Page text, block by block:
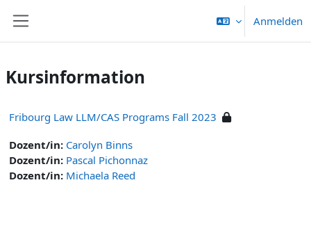
Anmelden
Kursinformation
Fribourg Law LLM/CAS Programs Fall 2023
Dozent/in: Carolyn Binns
Dozent/in: Pascal Pichonnaz
Dozent/in: Michaela Reed